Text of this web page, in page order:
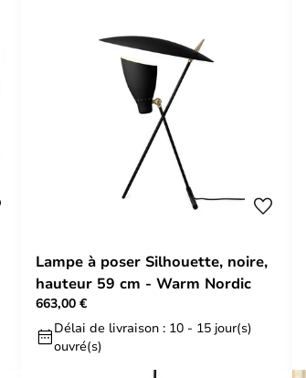
Lampe à poser Silhouette, noire,
hauteur 59 cm - Warm Nordic
663,00 €
Délai de livraison : 10 - 15 jour(s)
ouvré(s)